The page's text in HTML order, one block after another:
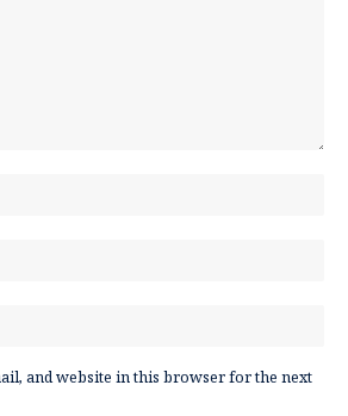
and website in this browser for the next